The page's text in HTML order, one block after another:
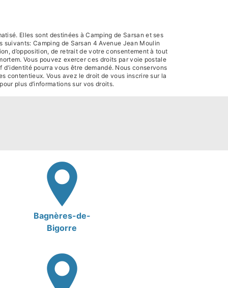
Elles sont destinées à Camping de Sarsan et ses
Camping de Sarsan 4 Avenue Jean Moulin
d’opposition, de retrait de votre consentement à tout
Vous pouvez exercer ces droits par voie postale
pourra vous être demandé. Nous conservons
contentieux. Vous avez le droit de vous inscrire sur la
plus d’informations sur vos droits.
Bagnères-de-
Bigorre